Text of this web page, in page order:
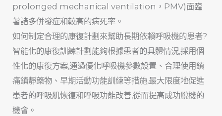
prolonged mechanical ventilation，PMV)面臨
著諸多併發症和較高的病死率。
如何制定合理的康復計劃來幫助長期依賴呼吸機的患者?
智能化的康復訓練計劃能夠根據患者的具體情況,採用個
性化的康復方案,通過優化呼吸機參數設置、合理使用鎮
痛鎮靜藥物、早期活動功能訓練等措施,最大限度地促進
患者的呼吸肌恢復和呼吸功能改善,從而提高成功脫機的
機會。